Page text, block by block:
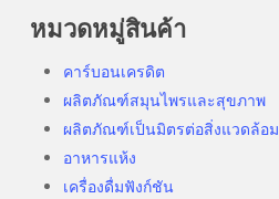
หมวดหมู่สินค้า
คาร์บอนเครดิต
ผลิตภัณฑ์สมุนไพรและสุขภาพ
ผลิตภัณฑ์เป็นมิตรต่อสิ่งแวดล้อม
อาหารแห้ง
เครื่องดื่มฟังก์ชัน